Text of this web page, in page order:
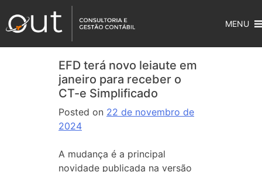
MENU
EFD terá novo leiaute em
janeiro para receber o
CT-e Simplificado
Posted on 22 de novembro de
2024
A mudança é a principal
novidade publicada na versão